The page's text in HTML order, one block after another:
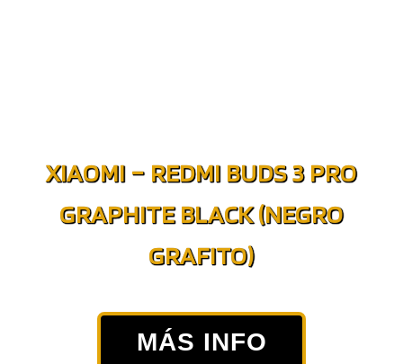
XIAOMI – REDMI BUDS 3 PRO
GRAPHITE BLACK (NEGRO
GRAFITO)
MÁS INFO